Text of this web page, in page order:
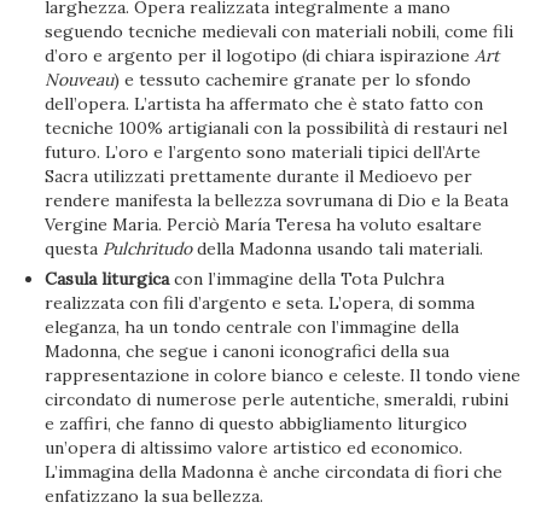
larghezza. Opera realizzata integralmente a mano
seguendo tecniche medievali con materiali nobili, come fili
d’oro e argento per il logotipo (di chiara ispirazioneArt
Nouveau) e tessuto cachemire granate per lo sfondo
dell’opera. L’artista ha affermato che è stato fatto con
tecniche 100% artigianali con la possibilità di restauri nel
futuro. L’oro e l’argento sono materiali tipici dell’Arte
Sacra utilizzati prettamente durante il Medioevo per
rendere manifesta la bellezza sovrumana di Dio e la Beata
Vergine Maria. Perciò María Teresa ha voluto esaltare
questa Pulchritudodella Madonna usando tali materiali.
Casula liturgicacon l’immagine della Tota Pulchra
realizzata con fili d’argento e seta. L’opera, di somma
eleganza, ha un tondo centrale con l’immagine della
Madonna, che segue i canoni iconografici della sua
rappresentazione in colore bianco e celeste. Il tondo viene
circondato di numerose perle autentiche, smeraldi, rubini
e zaffiri, che fanno di questo abbigliamento liturgico
un’opera di altissimo valore artistico ed economico.
L’immagina della Madonna è anche circondata di fiori che
enfatizzano la sua bellezza.